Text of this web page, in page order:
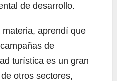
de desarrollo.
aprendí que
de
turística es un gran
otros sectores,